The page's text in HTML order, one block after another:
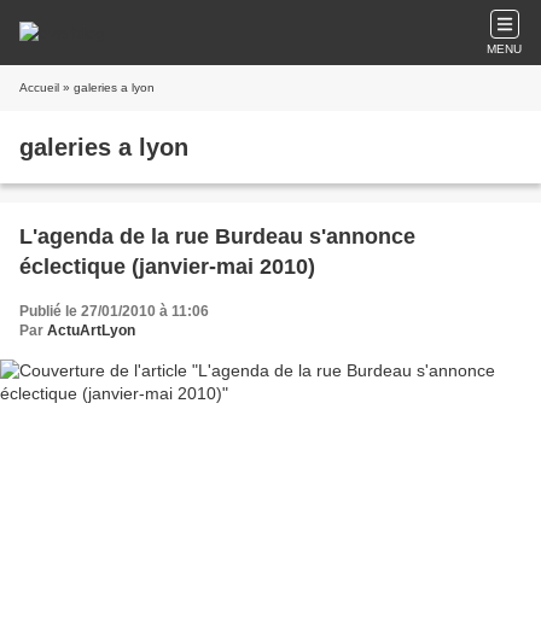
MENU
Accueil » galeries a lyon
galeries a lyon
L'agenda de la rue Burdeau s'annonce
éclectique (janvier-mai 2010)
Publié le 27/01/2010 à 11:06
Par ActuArtLyon